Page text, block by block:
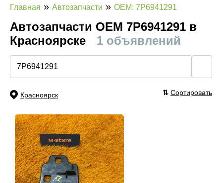
Главная » Автозапчасти » OEM: 7P6941291
Автозапчасти ОЕМ 7P6941291 в
Красноярске
1 объявлений
Красноярск ⇅ Сортировать